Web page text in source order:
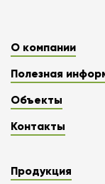
О компании
Полезная
Объекты
Контакты
Продукция